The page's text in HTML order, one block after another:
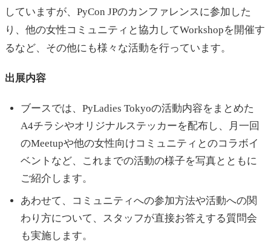
していますが、PyCon JPのカンファレンスに参加した
り、他の女性コミュニティと協力してWorkshopを開催す
るなど、その他にも様々な活動を行っています。
出展内容
ブースでは、PyLadies Tokyoの活動内容をまとめた
A4チラシやオリジナルステッカーを配布し、月一回
のMeetupや他の女性向けコミュニティとのコラボイ
ベントなど、これまでの活動の様子を写真とともに
ご紹介します。
あわせて、コミュニティへの参加方法や活動への関
わり方について、スタッフが直接お答えする質問会
も実施します。